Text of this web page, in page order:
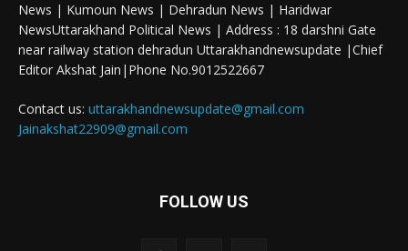
News | Kumoun News | Dehradun News | Haridwar
NewsUttarakhand Political News | Address : 18 darshni Gate
near railway station dehradun Uttarakhandnewsupdate |Chief
Editor Akshat Jain|Phone No.9012522667
Contact us: uttarakhandnewsupdate@gmail.com
Jainakshat22909@gmail.com
FOLLOW US